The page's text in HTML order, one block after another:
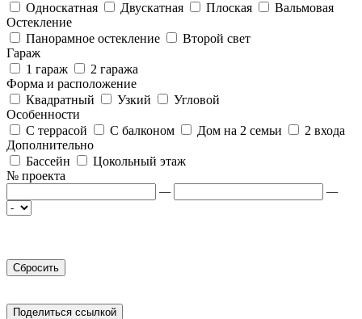
Односкатная
Двускатная Плоская
Вальмовая
Остекление
Панорамное остекление
Второй свет
Гараж
1 гараж
2 гаража
Форма и расположение
Квадратный
Узкий
Угловой
Особенности
С террасой
С балконом Дом на 2 семьи
2 входа
Дополнительно
Бассейн
Цокольный этаж
№ проекта
—
—
Поделиться ссылкой